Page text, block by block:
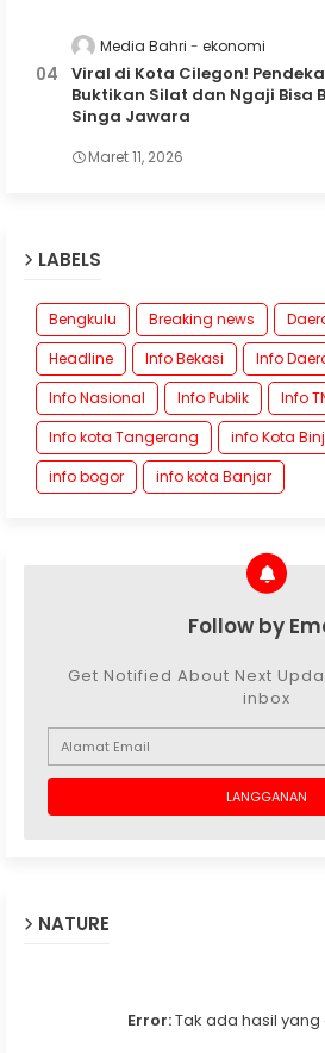
Media Bahri ekonomi
Viral di Kota Cilegon!
Buktikan Silat dan Ngaji Bisa
Singa Jawara
Maret 11, 2026
LABELS
Bengkulu Breaking news
Headline
Info Bekasi Info
Info Nasional
Info Publik Info
Info kota Tangerang
info Kota
info bogor
info kota Banjar
Follow by
Get Notified About Next
inbox
NATURE
Error:Tak ada hasil yang